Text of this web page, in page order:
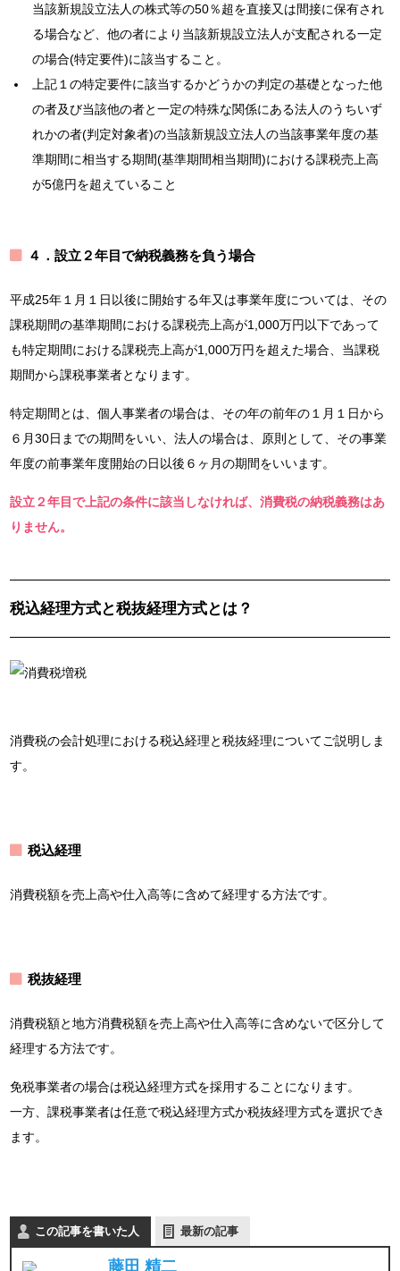
当該新規設立法人の株式等の50％超を直接又は間接に保有され
る場合など、他の者により当該新規設立法人が支配される一定
の場合(特定要件)に該当すること。
上記１の特定要件に該当するかどうかの判定の基礎となった他
の者及び当該他の者と一定の特殊な関係にある法人のうちいず
れかの者(判定対象者)の当該新規設立法人の当該事業年度の基
準期間に相当する期間(基準期間相当期間)における課税売上高
が5億円を超えていること
４．設立２年目で納税義務を負う場合
平成25年１月１日以後に開始する年又は事業年度については、その
課税期間の基準期間における課税売上高が1,000万円以下であって
も特定期間における課税売上高が1,000万円を超えた場合、当課税
期間から課税事業者となります。
特定期間とは、個人事業者の場合は、その年の前年の１月１日から
６月30日までの期間をいい、法人の場合は、原則として、その事業
年度の前事業年度開始の日以後６ヶ月の期間をいいます。
設立２年目で上記の条件に該当しなければ、消費税の納税義務はあ
りません。
税込経理方式と税抜経理方式とは？
消費税の会計処理における税込経理と税抜経理についてご説明しま
す。
税込経理
消費税額を売上高や仕入高等に含めて経理する方法です。
税抜経理
消費税額と地方消費税額を売上高や仕入高等に含めないで区分して
経理する方法です。
免税事業者の場合は税込経理方式を採用することになります。
一方、課税事業者は任意で税込経理方式か税抜経理方式を選択でき
ます。
この記事を書いた人 最新の記事
藤田 精二